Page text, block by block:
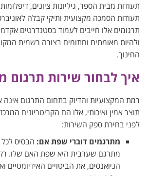
תעודות מבית הספר, גיליונות ציונים,
תעודות הסמכה מקצועית ותיקי קבלה
תרגומים אלו חייבים לעמוד בסטנדרטים
ולהיות מאומתים וחתומים בצורה רשמית
החינוך.
איך לבחור שירות תרגום
רמת המקצועיות והדיוק בתחום התרגום אינה
תוצר אמין ואיכותי, אלו הם הקריטריונים
לפני בחירת ספק השירות:
מתרגמים דוברי שפת אם: הבסיס לכל
מתרגם שערבית היא שפת האם שלו. רק
הניואנסים, את הביטויים